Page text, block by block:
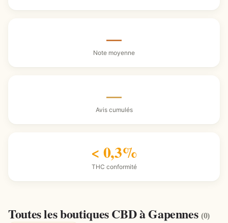
—
Note moyenne
—
Avis cumulés
< 0,3%
THC conformité
Toutes les boutiques CBD à Gapennes(0)